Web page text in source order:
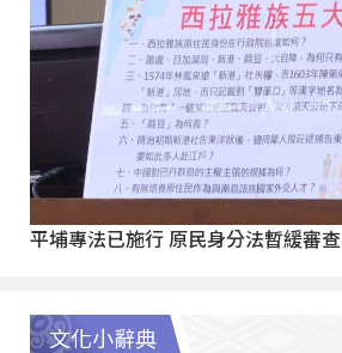
平埔專法已施行 原民身分法暫緩審查
文化小辭典